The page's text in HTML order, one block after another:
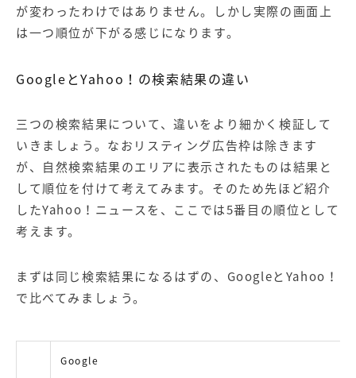
が変わったわけではありません。しかし実際の画面上
は一つ順位が下がる感じになります。
GoogleとYahoo！の検索結果の違い
三つの検索結果について、違いをより細かく検証して
いきましょう。なおリスティング広告枠は除きます
が、自然検索結果のエリアに表示されたものは結果と
して順位を付けて考えてみます。そのため先ほど紹介
したYahoo！ニュースを、ここでは5番目の順位として
考えます。
まずは同じ検索結果になるはずの、GoogleとYahoo！
で比べてみましょう。
Google